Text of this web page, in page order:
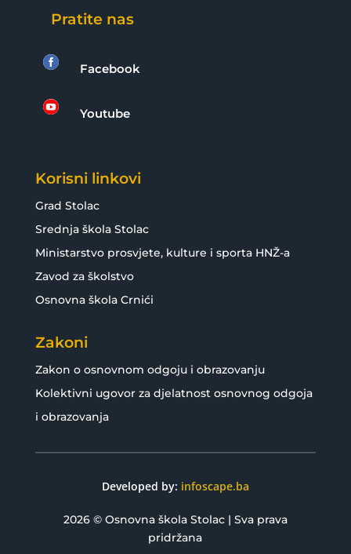
Pratite nas
 Facebook
 Youtube
Korisni linkovi
Grad Stolac
Srednja škola Stolac
Ministarstvo prosvjete, kulture i sporta HNŽ-a
Zavod za školstvo
Osnovna škola Crnići
Zakoni
Zakon o osnovnom odgoju i obrazovanju
Kolektivni ugovor za djelatnost osnovnog odgoja
i obrazovanja
2026 © Osnovna škola Stolac | Sva prava
pridržana
Developed by: infoscape.ba